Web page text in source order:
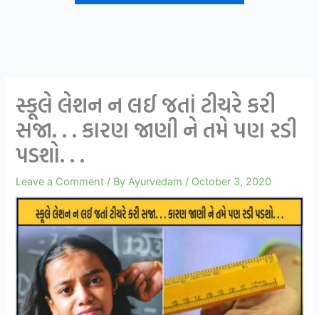
સ્કૂલે લેશન ન લઈ જતાં ટીચરે કરી
સજા. . . કારણ જાણી ને તમે પણ રડી
પડશો. . .
Leave a Comment / ByAyurvedam / October 3, 2020